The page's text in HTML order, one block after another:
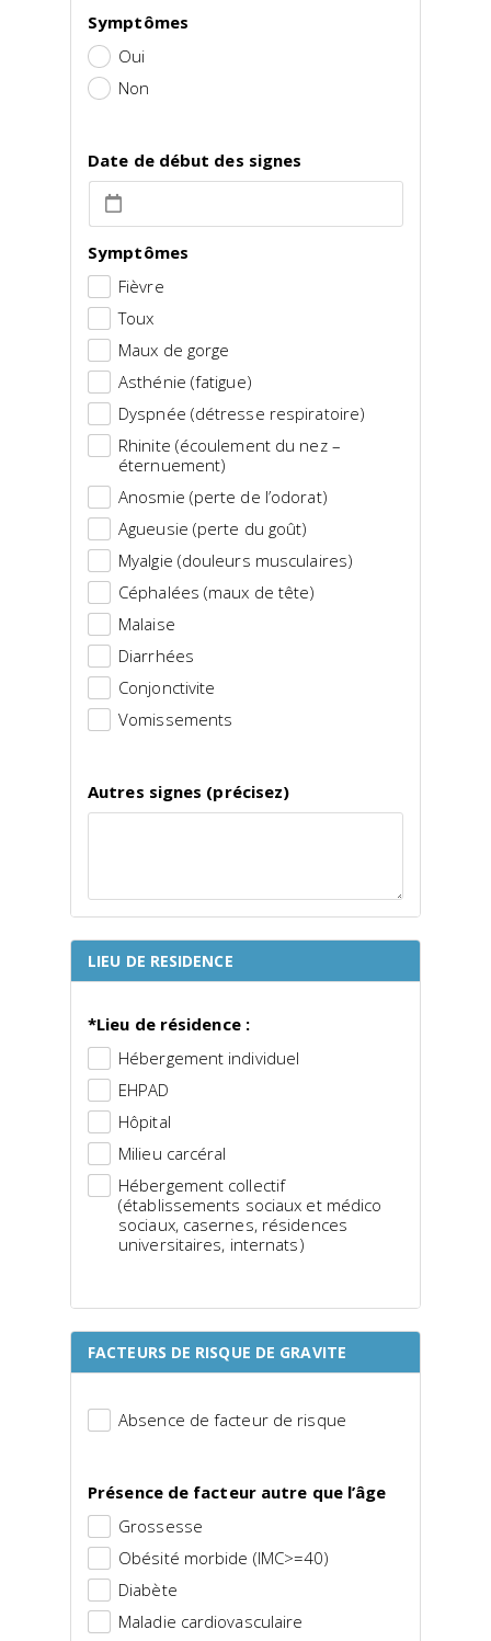
Symptômes
Oui
Non
Date de début des signes
Symptômes
Fièvre
Toux
Maux de gorge
Asthénie (fatigue)
Dyspnée (détresse respiratoire)
Rhinite (écoulement du nez –
éternuement)
Anosmie (perte de l’odorat)
Agueusie (perte du goût)
Myalgie (douleurs musculaires)
Céphalées (maux de tête)
Malaise
Diarrhées
Conjonctivite
Vomissements
Autres signes (précisez)
LIEU DE RESIDENCE
*Lieu de résidence :
Hébergement individuel
EHPAD
Hôpital
Milieu carcéral
Hébergement collectif
(établissements sociaux et médico
sociaux, casernes, résidences
universitaires, internats)
FACTEURS DE RISQUE DE GRAVITE
Absence de facteur de risque
Présence de facteur autre que l’âge
Grossesse
Obésité morbide (IMC>=40)
Diabète
Maladie cardiovasculaire